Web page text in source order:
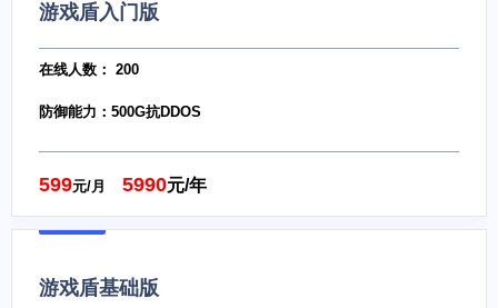
游戏盾入门版
在线人数： 200
防御能力：500G抗DDOS
599元/月 5990元/年
游戏盾基础版